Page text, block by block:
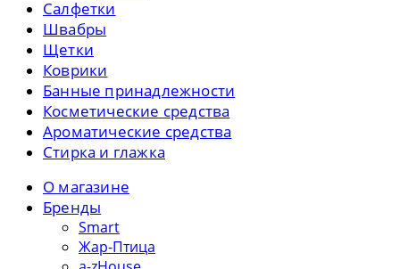
Салфетки
Швабры
Щетки
Коврики
Банные принадлежности
Косметические средства
Ароматические средства
Стирка и глажка
О магазине
Бренды
Smart
Жар-Птица